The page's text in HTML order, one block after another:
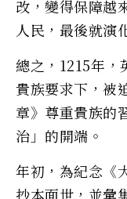
改，變得保障越
人民，最後就演
總之，1215年，
貴族要求下，被
章》尊重貴族的
治」的開端。
年初，為紀念《
抄本面世，並彙